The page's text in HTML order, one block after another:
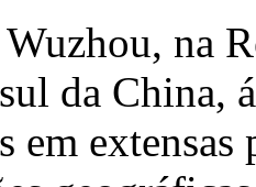
na
da China,
em